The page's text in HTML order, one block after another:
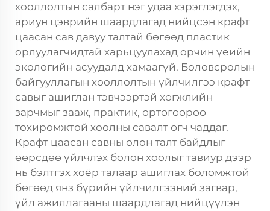
хооллолтын салбарт нэг удаа хэрэглэгдэх,
ариун цэврийн шаардлагад нийцсэн крафт
цаасан сав давуу талтай бөгөөд пластик
орлуулагчидтай харьцуулахад орчин үеийн
экологийн асуудалд хамаагүй. Боловсролын
байгууллагын хооллолтын үйлчилгээ крафт
савыг ашиглан тэвчээртэй хөгжлийн
зарчмыг зааж, практик, өртөгөөрөө
тохиромжтой хоолны савалт өгч чаддаг.
Крафт цаасан савны олон талт байдлыг
өөрсдөө үйлчлэх болон хоолыг тавиур дээр
нь бэлтгэх хоёр талаар ашиглах боломжтой
бөгөөд янз бүрийн үйлчилгээний загвар,
үйл ажиллагааны шаардлагад нийцүүлэн